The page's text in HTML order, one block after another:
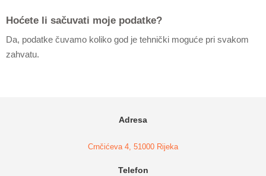
Hoćete li sačuvati moje podatke?
Da, podatke čuvamo koliko god je tehnički moguće pri svakom
zahvatu.
Adresa
Crnčićeva 4, 51000 Rijeka
Telefon